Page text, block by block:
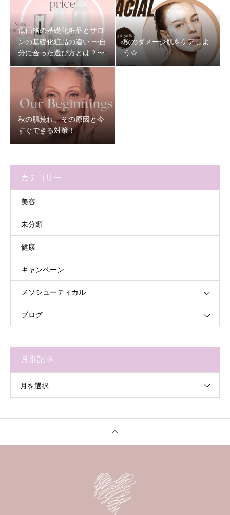
低価格の基礎化粧品とサロ
ンの基礎化粧品の違い 〜自
分に合った選び方とは？〜
秋のダメージ肌をケアしよ
う☆
秋の肌荒れ、その原因と今
すぐできる対策！
カテゴリー
美容
未分類
健康
キャンペーン
メソシューティカル
ブログ
月別記事
月を選択